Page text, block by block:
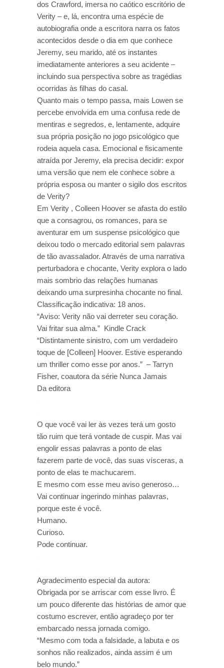
dos Crawford, imersa no caótico escritório de
Verity – e, lá, encontra uma espécie de
autobiografia onde a escritora narra os fatos
acontecidos desde o dia em que conhece
Jeremy, seu marido, até os instantes
imediatamente anteriores a seu acidente –
incluindo sua perspectiva sobre as tragédias
ocorridas às filhas do casal.
Quanto mais o tempo passa, mais Lowen se
percebe envolvida em uma confusa rede de
mentiras e segredos, e, lentamente, adquire
sua própria posição no jogo psicológico que
rodeia aquela casa. Emocional e fisicamente
atraída por Jeremy, ela precisa decidir: expor
uma versão que nem ele conhece sobre a
própria esposa ou manter o sigilo dos escritos
de Verity?
Em Verity , Colleen Hoover se afasta do estilo
que a consagrou, os romances, para se
aventurar em um suspense psicológico que
deixou todo o mercado editorial sem palavras
de tão avassalador. Através de uma narrativa
perturbadora e chocante, Verity explora o lado
mais sombrio das relações humanas
deixando uma surpresinha chocante no final.
Classificação indicativa: 18 anos.
“Aviso: Verity não vai derreter seu coração.
Vai fritar sua alma.” Kindle Crack
“Distintamente sinistro, com um verdadeiro
toque de [Colleen] Hoover. Estive esperando
um thriller como esse por anos.” – Tarryn
Fisher, coautora da série Nunca Jamais
Da editora
O que você vai ler às vezes terá um gosto
tão ruim que terá vontade de cuspir. Mas vai
engolir essas palavras a ponto de elas
fazerem parte de você, das suas vísceras, a
ponto de elas te machucarem.
E mesmo com esse meu aviso generoso…
Vai continuar ingerindo minhas palavras,
porque este é você.
Humano.
Curioso.
Pode continuar.
Agradecimento especial da autora:
Obrigada por se arriscar com esse livro. É
um pouco diferente das histórias de amor que
costumo escrever, então agradeço por ter
embarcado nessa jornada comigo.
“Mesmo com toda a falsidade, a labuta e os
sonhos não realizados, ainda assim é um
belo mundo.”